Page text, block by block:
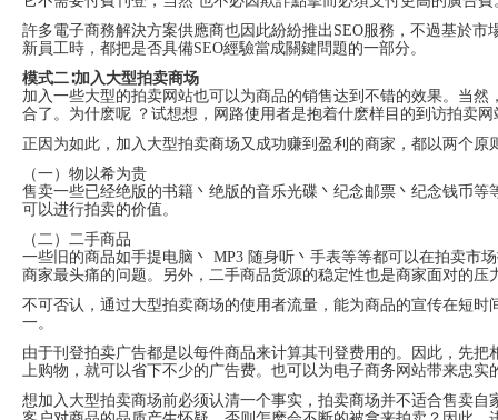
許多電子商務解決方案供應商也因此紛紛推出SEO服務，不過基於
新員工時，都把是否具備SEO經驗當成關鍵問題的一部分。
模式二∶加入大型拍卖商场
加入一些大型的拍卖网站也可以为商品的销售达到不错的效果。当
合了。为什麽呢 ？试想想，网路使用者是抱着什麽样目的到访拍卖
正因为如此，加入大型拍卖商场又成功赚到盈利的商家，都以两个原
（一）物以希为贵
售卖一些已经绝版的书籍丶绝版的音乐光碟丶纪念邮票丶纪念钱币
可以进行拍卖的价值。
（二）二手商品
一些旧的商品如手提电脑丶 MP3 随身听丶手表等等都可以在拍卖市
商家最头痛的问题。另外，二手商品货源的稳定性也是商家面对的压
不可否认，通过大型拍卖商场的使用者流量，能为商品的宣传在短
一。
由于刊登拍卖广告都是以每件商品来计算其刊登费用的。因此，先
上购物，就可以省下不少的广告费。也可以为电子商务网站带来忠实
想加入大型拍卖商场前必须认清一个事实，拍卖商场并不适合售卖